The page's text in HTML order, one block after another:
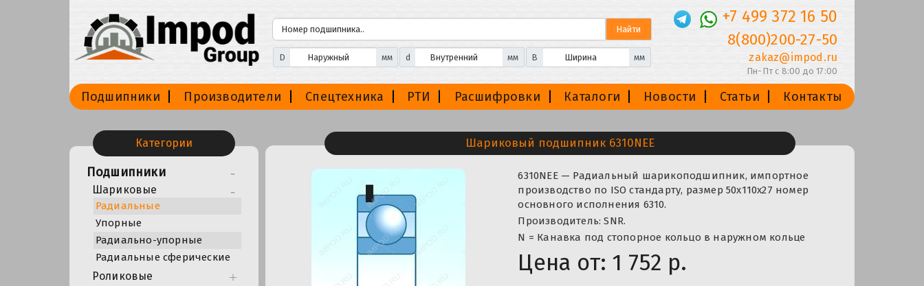
D мм d мм B мм
+7 499 372 16 50
8(800)200-27-50
zakaz@impod.ru
Пн-Пт с 8:00 до 17:00
Подшипники Производители Спецтехника РТИ Расшифровки Каталоги Новости Статьи Контакты
Категории
Подшипники
Шариковые
Радиальные
Упорные
Радиально-упорные
Радиальные сферические
Роликовые
Шариковый подшипник 6310NEE
6310NEE — Радиальный шарикоподшипник, импортное
производство по ISO стандарту, размер 50x110x27 номер
основного исполнения 6310.
Производитель: SNR.
N = Канавка под стопорное кольцо в наружном кольце
Цена от: 1 752 р.